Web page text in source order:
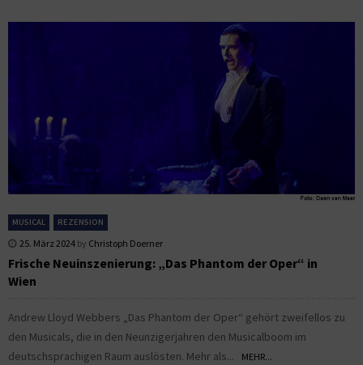
MUSICAL REZENSION
25. März 2024 by Christoph Doerner
Frische Neuinszenierung: „Das Phantom der Oper“ in
Wien
Andrew Lloyd Webbers „Das Phantom der Oper“ gehört zweifellos zu
den Musicals, die in den Neunzigerjahren den Musicalboom im
deutschsprachigen Raum auslösten. Mehr als...
MEHR...